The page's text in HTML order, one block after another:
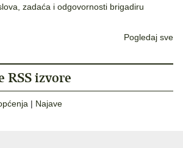
zadaća i odgovornosti brigadiru
Pogledaj sve
RSS izvore
| Najave